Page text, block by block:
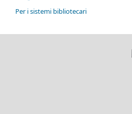
Per i sistemi bibliotecari